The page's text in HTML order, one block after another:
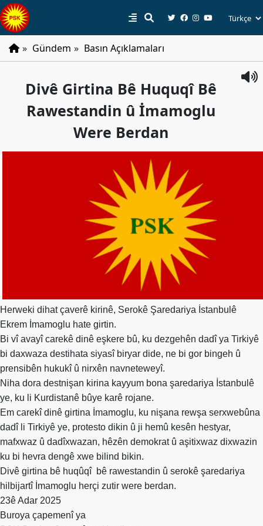
Tarihçe
Parti
Parti
Kadın
Kolları
Parti
Meclisi
İl
Örgütleri
Gençlik
Kolları
GÜNDEM
Basından
Basın
Açıklamaları
» Gündem » Basın Açıklamaları
Divê Girtina Bê Huquqî Bê
Rawestandin û İmamoglu
Were Berdan
Herweki dihat çaverê kirinê, Serokê Şaredariya İstanbulê
Ekrem İmamoglu hate girtin.
Bi vî avayî carekê dinê eşkere bû, ku dezgehên dadî ya Tirkiyê
bi daxwaza destihata siyasî biryar dide, ne bi gor bingeh û
prensibên hukukî û nirxên navneteweyî.
Niha dora destnişan kirina kayyum bona şaredariya İstanbulê
ye, ku li Kurdistanê bûye karê rojane.
Em carekî dinê girtina İmamoglu, ku nişana rewşa serxwebûna
dadî li Tirkiyê ye, protesto dikin û ji hemû kesên hestyar,
mafxwaz û dadîxwazan, hêzên demokrat û aşitixwaz dixwazin
ku bi hevra dengê xwe bilind bikin.
Divê girtina bê huqûqî bê rawestandin û serokê şaredariya
hilbijartî İmamoglu herçi zutir were berdan.
23ê Adar 2025
Buroya çapemenî ya